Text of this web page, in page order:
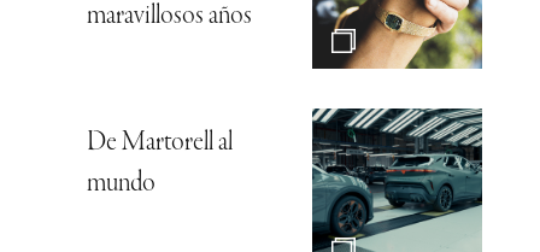
maravillosos años
De Martorell al
mundo